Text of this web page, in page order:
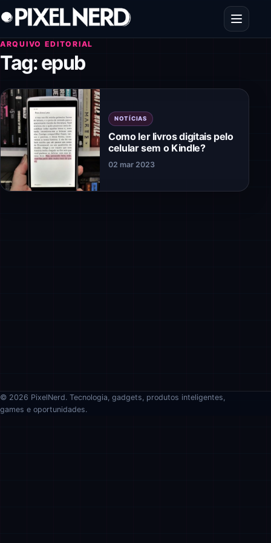
Pular para o conteúdo
Abrir
ARQUIVO EDITORIAL
Tag:epub
NOTÍCIAS
Como ler livros digitais pelo
celular sem o Kindle?
02 mar 2023
© 2026 PixelNerd. Tecnologia, gadgets, produtos inteligentes,
games e oportunidades.